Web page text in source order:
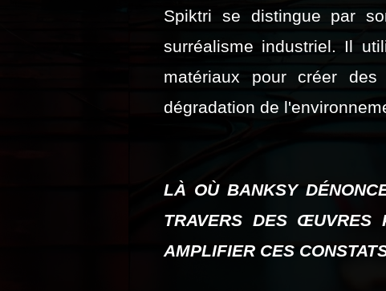
Spiktri se distingue par
surréalisme industriel. Il
matériaux pour créer
dégradation de
LÀ OÙ BANKSY
TRAVERS DES ŒUVRES
AMPLIFIER CES